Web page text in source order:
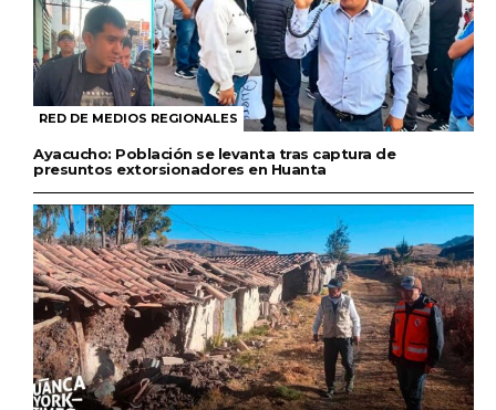
RED DE MEDIOS REGIONALES
Ayacucho: Población se levanta tras captura de
presuntos extorsionadores en Huanta